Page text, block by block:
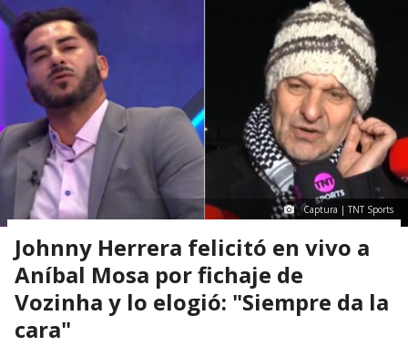
Captura | TNT Sports
Johnny Herrera felicitó en vivo a
Aníbal Mosa por fichaje de
Vozinha y lo elogió: "Siempre da la
cara"